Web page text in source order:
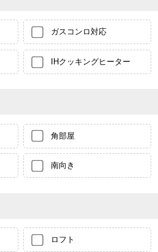
ガスコンロ対応
IHクッキングヒーター
角部屋
南向き
ロフト